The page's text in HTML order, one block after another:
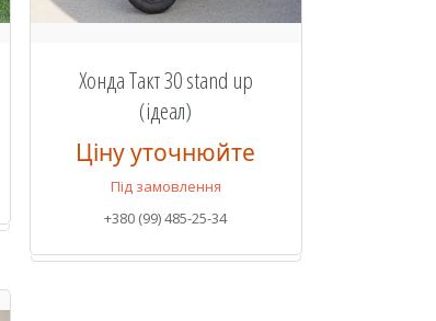
Хонда Такт 30 stand up
(ідеал)
Ціну уточнюйте
Під замовлення
+380 (99) 485-25-34